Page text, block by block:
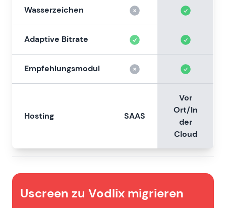
Wasserzeichen
Adaptive Bitrate
Empfehlungsmodul
Hosting SAAS
Vor
Ort/In
der
Cloud
Uscreen zu Vodlix migrieren